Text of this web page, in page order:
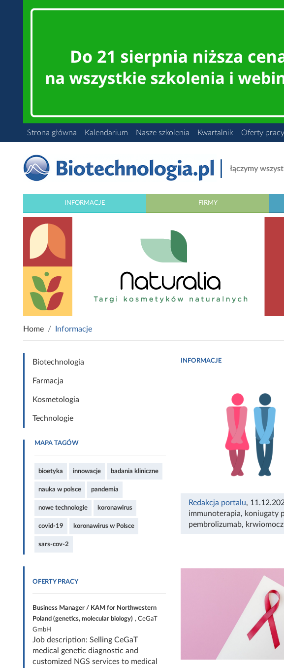
Strona główna Kalendarium Nasze szkolenia Kwartalnik Oferty
łączymy
INFORMACJE FIRMY
Home Informacje
Biotechnologia
Farmacja
Kosmetologia
Technologie
MAPA TAGÓW
bioetyka innowacje badania kliniczne
nauka w polsce pandemia
nowe technologie koronawirus
covid-19 koronawirus w Polsce
sars-cov-2
OFERTY PRACY
Business Manager / KAM for Northwestern
Poland (genetics, molecular biology) , CeGaT
GmbH
Job description: Selling CeGaT
medical genetic diagnostic and
customized NGS services to medical
INFORMACJE
Redakcja portalu,
immunoterapia, koniugaty
pembrolizumab, krwiomocz